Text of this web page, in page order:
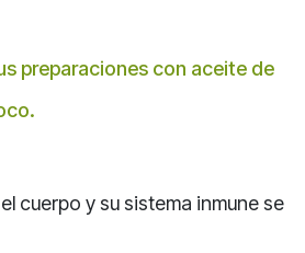
preparaciones con aceite de
cuerpo y su sistema inmune se